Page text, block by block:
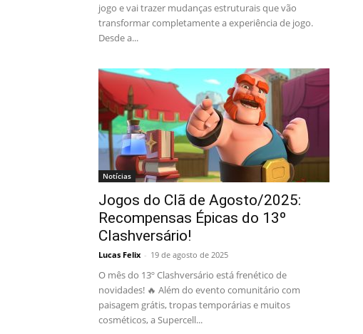
jogo e vai trazer mudanças estruturais que vão
transformar completamente a experiência de jogo.
Desde a...
Notícias
Jogos do Clã de Agosto/2025:
Recompensas Épicas do 13º
Clashversário!
Lucas Felix - 19 de agosto de 2025
O mês do 13º Clashversário está frenético de
novidades! 🔥 Além do evento comunitário com
paisagem grátis, tropas temporárias e muitos
cosméticos, a Supercell...